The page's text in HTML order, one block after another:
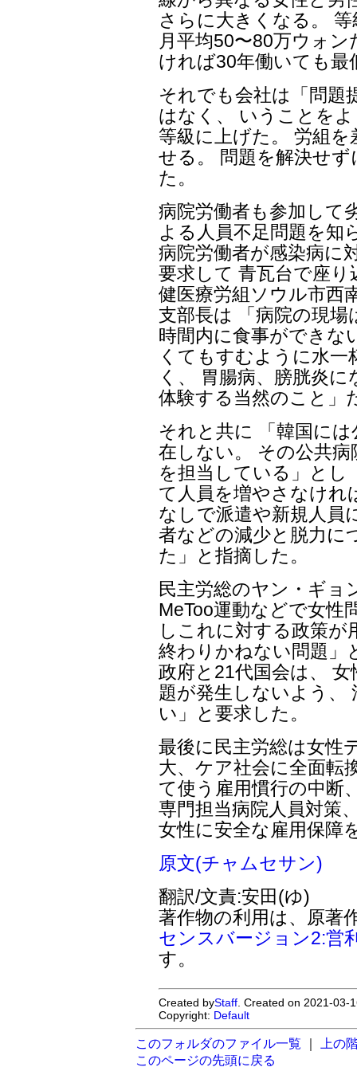
さらに大きくなる。
月平均50〜80万ウォ
ければ30年働いても最
それでも会社は「問題
はなく、 いうことを
等級に上げた。 労組
せる。 問題を解決せ
た。
病院労働者も参加して
よる人員不足問題を知
病院労働者が感染病に
要求して 青瓦台で座
健医療労組ソウル市西
支部長は 「病院の現
時間内に食事ができな
くてもすむように水
く、 胃腸病、膀胱炎
体験する当然のこと」
それと共に 「韓国に
在しない。 その公共
を担当している」とし
て人員を増やさなけれ
なしで派遣や新規人員
者などの減少と脱力に
た」と指摘した。
民主労総のヤン・ギョ
MeToo運動などで女性
しこれに対する政策が
終わりかねない問題」
政府と21代国会は、
題が発生しないよう、
い」と要求した。
最後に民主労総は女性
大、ケア社会に全面転
て使う雇用慣行の中断
専門担当病院人員対策
女性に安全な雇用保障
原文(チャムセサン)
翻訳/文責:安田(ゆ)
著作物の利用は、原著
センスバージョン2:営
す。
Created byStaff . Created on 2021-
Copyright: Default
このフォルダのファイル一覧
上の
このページの先頭に戻る